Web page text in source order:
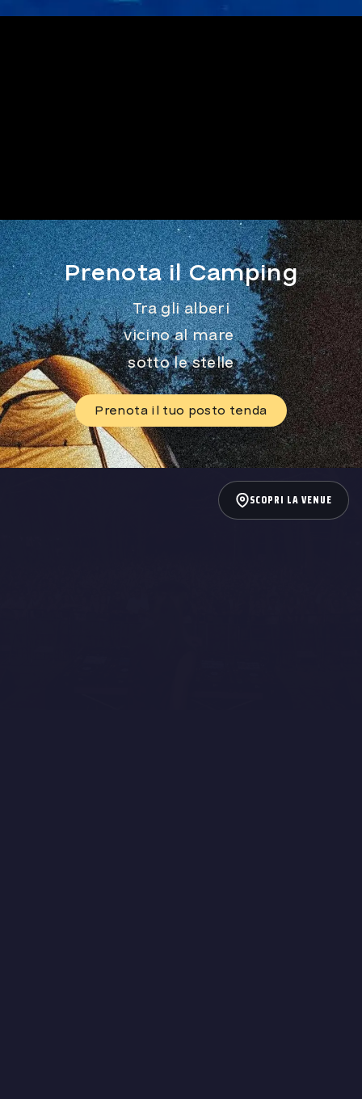
Prenota il Camping
Tra gli alberi
vicino al mare
sotto le stelle
Prenota il tuo posto tenda
SCOPRI LA VENUE